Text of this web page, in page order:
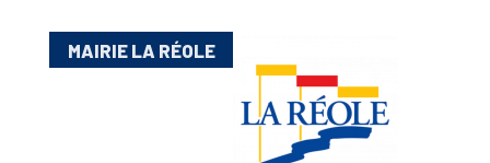
MAIRIE LA RÉOLE